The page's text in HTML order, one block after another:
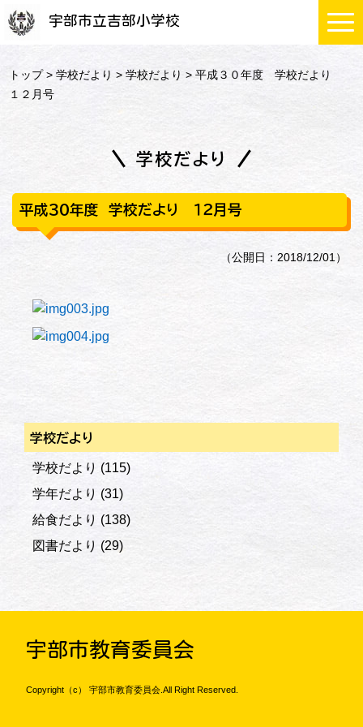
宇部市立吉部小学校
トップ>学校だより >学校だより > 平成３０年度 学校だより
１２月号
学校だより
平成３０年度 学校だより １２月号
（公開日：2018/12/01）
学校だより
学校だより (115)
学年だより (31)
給食だより (138)
図書だより (29)
宇部市教育委員会
Copyright（c） 宇部市教育委員会.All Right Reserved.